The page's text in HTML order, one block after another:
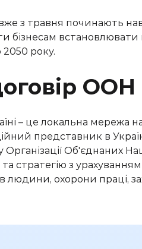
варіанти
Вашого
з травня починають
бізнесам встановлювати
року.
ООН
– це локальна мережа
представник в
Об'єднаних
стратегію з
людини, охорони праці,